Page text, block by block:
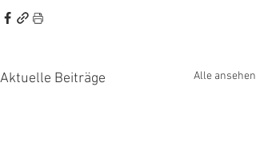
Aktuelle Beiträge Alle ansehen